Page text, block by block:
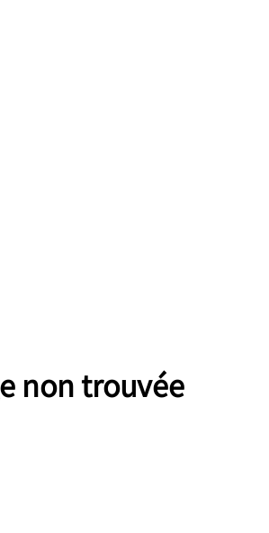
non trouvée